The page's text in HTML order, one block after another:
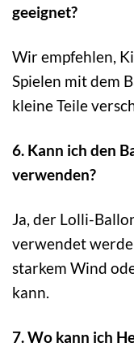
geeignet?
Wir empfehlen,
Spielen mit dem
kleine Teile
6. Kann ich den
verwenden?
Ja, der Lolli-
verwendet
starkem Wind
kann.
7. Wo kann ich